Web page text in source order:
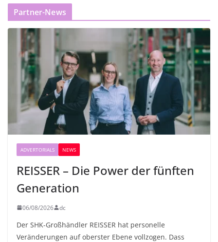
Partner-News
ADVERTORIALS NEWS
REISSER – Die Power der fünften
Generation
06/08/2026 dc
Der SHK-Großhändler REISSER hat personelle
Veränderungen auf oberster Ebene vollzogen. Dass